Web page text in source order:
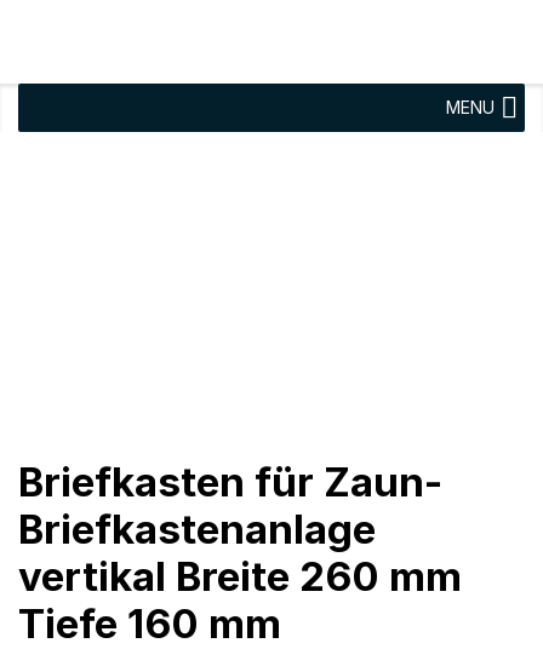
MENU
Briefkasten für Zaun-
Briefkastenanlage
vertikal Breite 260 mm
Tiefe 160 mm